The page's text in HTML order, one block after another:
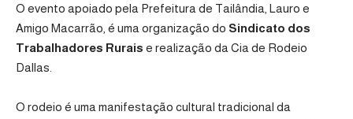
O evento apoiado pela Prefeitura de Tailândia Lauro e
Amigo Macarrão , é uma organização do Sindicato dos
Trabalhadores Rurais e realização da Cia de Rodeio
Dallas
O rodeio é uma manifestação cultural tradicional da